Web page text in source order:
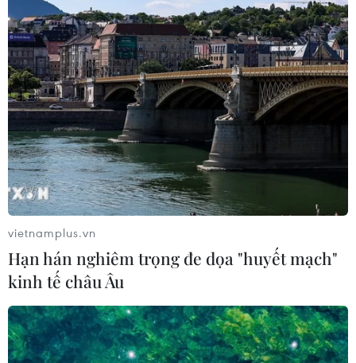
vietnamplus.vn
Hạn hán nghiêm trọng đe dọa "huyết mạch"
kinh tế châu Âu